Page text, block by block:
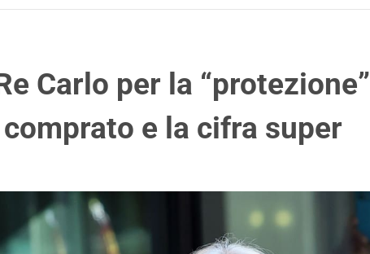
Carlo per la “protezione”
e la cifra super